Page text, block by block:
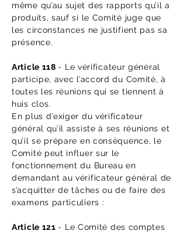
même qu’au sujet des rapports qu’il a
produits, sauf si le Comité juge que
les circonstances ne justifient pas sa
présence.
Article 118 - Le vérificateur général
participe, avec l’accord du Comité, à
toutes les réunions qui se tiennent à
huis clos.
En plus d’exiger du vérificateur
général qu’il assiste à ses réunions et
qu’il se prépare en conséquence, le
Comité peut influer sur le
fonctionnement du Bureau en
demandant au vérificateur général de
s’acquitter de tâches ou de faire des
examens particuliers :
Article 121 - Le Comité des comptes